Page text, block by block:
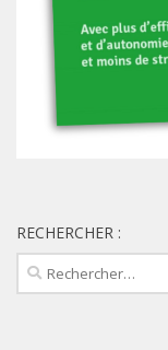
RECHERCHER :
Rechercher :